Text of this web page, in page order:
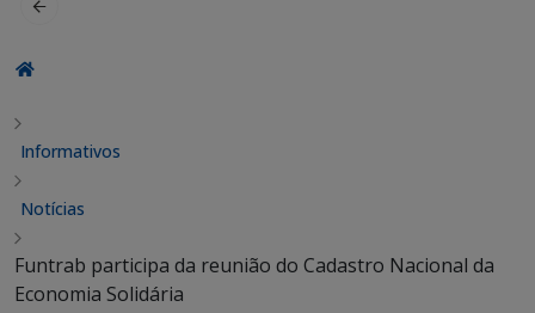
Informativos
Notícias
Funtrab participa da reunião do Cadastro Nacional da
Economia Solidária